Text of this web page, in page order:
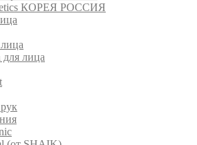
КОРЕЯ РОССИЯ
лица